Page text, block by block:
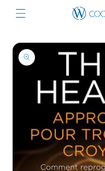
Skip to
content
Skip to
product
information